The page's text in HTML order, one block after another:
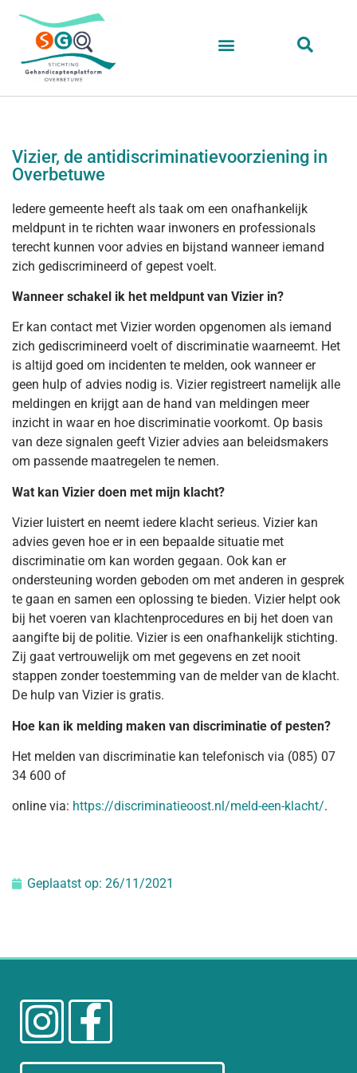
Vizier, de antidiscriminatievoorziening in
Overbetuwe
Iedere gemeente heeft als taak om een onafhankelijk
meldpunt in te richten waar inwoners en professionals
terecht kunnen voor advies en bijstand wanneer iemand
zich gediscrimineerd of gepest voelt.
Wanneer schakel ik het meldpunt van Vizier in?
Er kan contact met Vizier worden opgenomen als iemand
zich gediscrimineerd voelt of discriminatie waarneemt. Het
is altijd goed om incidenten te melden, ook wanneer er
geen hulp of advies nodig is. Vizier registreert namelijk alle
meldingen en krijgt aan de hand van meldingen meer
inzicht in waar en hoe discriminatie voorkomt. Op basis
van deze signalen geeft Vizier advies aan beleidsmakers
om passende maatregelen te nemen.
Wat kan Vizier doen met mijn klacht?
Vizier luistert en neemt iedere klacht serieus. Vizier kan
advies geven hoe er in een bepaalde situatie met
discriminatie om kan worden gegaan. Ook kan er
ondersteuning worden geboden om met anderen in gesprek
te gaan en samen een oplossing te bieden. Vizier helpt ook
bij het voeren van klachtenprocedures en bij het doen van
aangifte bij de politie. Vizier is een onafhankelijk stichting.
Zij gaat vertrouwelijk om met gegevens en zet nooit
stappen zonder toestemming van de melder van de klacht.
De hulp van Vizier is gratis.
Hoe kan ik melding maken van discriminatie of pesten?
Het melden van discriminatie kan telefonisch via (085) 07
34 600 of
online via: https://discriminatieoost.nl/meld-een-klacht/.
Geplaatst op: 26/11/2021